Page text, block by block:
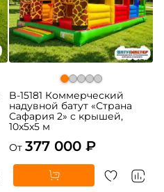
B-15181 Коммерческий
надувной батут «Страна
Сафария 2» с крышей,
10x5x5 м
От 377 000 ₽